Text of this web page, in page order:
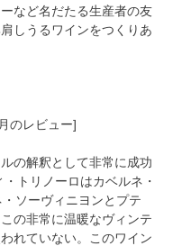
など名だたる生産者の友
しうるワインをつくりあ
のレビュー]
の解釈として非常に成功
トリノーロはカベルネ・
ソーヴィニヨンとプテ
の非常に温暖なヴィンテ
れていない。このワイン